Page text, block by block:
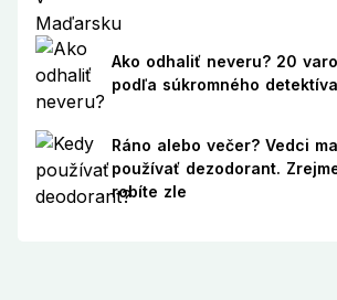
Ako odhaliť neveru? 20
podľa súkromného detektíva
Ráno alebo večer? Vedci
používať dezodorant.
robíte zle